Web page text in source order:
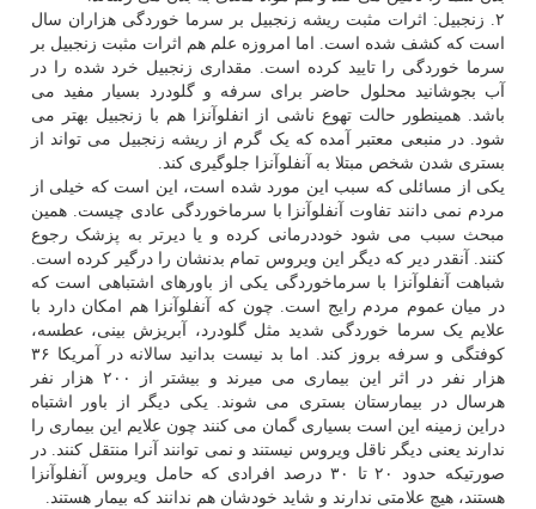
۲. زنجبیل: اثرات مثبت ریشه زنجبیل بر سرما خوردگی هزاران سال
است که کشف شده است. اما امروزه علم هم اثرات مثبت زنجبیل بر
سرما خوردگی را تایید کرده است. مقداری زنجبیل خرد شده را در
آب بجوشانید محلول حاضر برای سرفه و گلودرد بسیار مفید می
باشد. همینطور حالت تهوع ناشی از انفلوآنزا هم با زنجبیل بهتر می
شود. در منبعی معتبر آمده که یک گرم از ریشه زنجبیل می تواند از
بستری شدن شخص مبتلا به آنفلوآنزا جلوگیری کند.
یکی از مسائلی که سبب این مورد شده است، این است که خیلی از
مردم نمی دانند تفاوت آنفلوآنزا با سرماخوردگی عادی چیست. همین
مبحث سبب می شود خوددرمانی کرده و یا دیرتر به پزشک رجوع
کنند. آنقدر دیر که دیگر این ویروس تمام بدنشان را درگیر کرده است.
شباهت آنفلوآنزا با سرماخوردگی یکی از باورهای اشتباهی است که
در میان عموم مردم رایج است. چون که آنفلوآنزا هم امکان دارد با
علایم یک سرما خوردگی شدید مثل گلودرد، آبریزش بینی، عطسه،
کوفتگی و سرفه بروز کند. اما بد نیست بدانید سالانه در آمریکا ۳۶
هزار نفر در اثر این بیماری می میرند و بیشتر از ۲۰۰ هزار نفر
هرسال در بیمارستان بستری می شوند. یکی دیگر از باور اشتباه
دراین زمینه این است بسیاری گمان می کنند چون علایم این بیماری را
ندارند یعنی دیگر ناقل ویروس نیستند و نمی توانند آنرا منتقل کنند. در
صورتیکه حدود ۲۰ تا ۳۰ درصد افرادی که حامل ویروس آنفلوآنزا
هستند، هیچ علامتی ندارند و شاید خودشان هم ندانند که بیمار هستند.